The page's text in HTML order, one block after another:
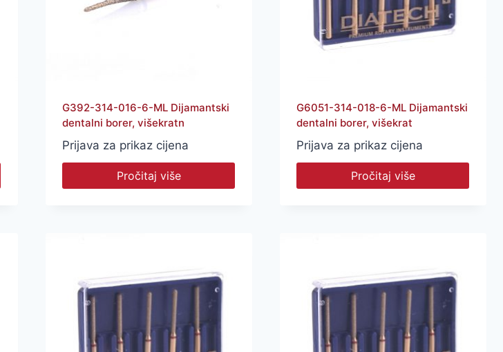
G392-314-016-6-ML Dijamantski
dentalni borer, višekratn
Prijava za prikaz cijena
Pročitaj više
G6051-314-018-6-ML Dijamantski
dentalni borer, višekrat
Prijava za prikaz cijena
Pročitaj više